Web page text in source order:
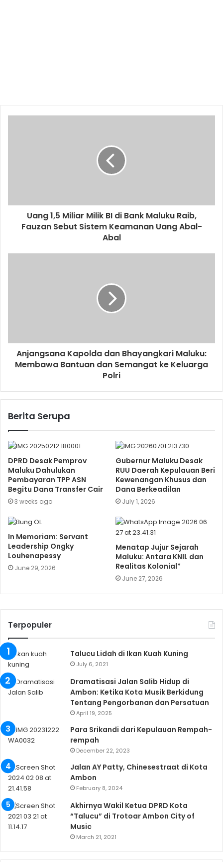
Uang 1,5 Miliar Milik BI di Bank Maluku Raib,
Fauzan Sebut Sistem Keamanan Uang Abal-
Abal
Anjangsana Kapolda dan Bhayangkari Maluku:
Membawa Bantuan dan Semangat ke Keluarga
Polri
Berita Serupa
DPRD Desak Pemprov
Maluku Dahulukan
Pembayaran TPP ASN
Begitu Dana Transfer Cair
3 weeks ago
Gubernur Maluku Desak
RUU Daerah Kepulauan Beri
Kewenangan Khusus dan
Dana Berkeadilan
July 1, 2026
In Memoriam: Servant
Leadership Ongky
Louhenapessy
June 29, 2026
Menatap Jujur Sejarah
Maluku: Antara KNIL dan
Realitas Kolonial*
June 27, 2026
Terpopuler
Talucu Lidah di Ikan Kuah Kuning
July 6, 2021
Dramatisasi Jalan Salib Hidup di
Ambon: Ketika Kota Musik Berkidung
Tentang Pengorbanan dan Persatuan
April 19, 2025
Para Srikandi dari Kepulauan Rempah-
rempah
December 22, 2023
Jalan AY Patty, Chinesestraat di Kota
Ambon
February 8, 2024
Akhirnya Wakil Ketua DPRD Kota
“Talucu” di Trotoar Ambon City of
Music
March 21, 2021